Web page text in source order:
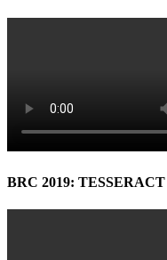
BRC 2019: TESSERACT